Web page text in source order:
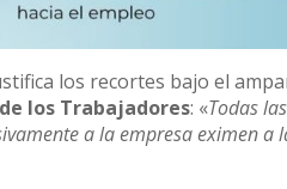
los recortes bajo el
los Trabajadores: «Todas
a la empresa eximen